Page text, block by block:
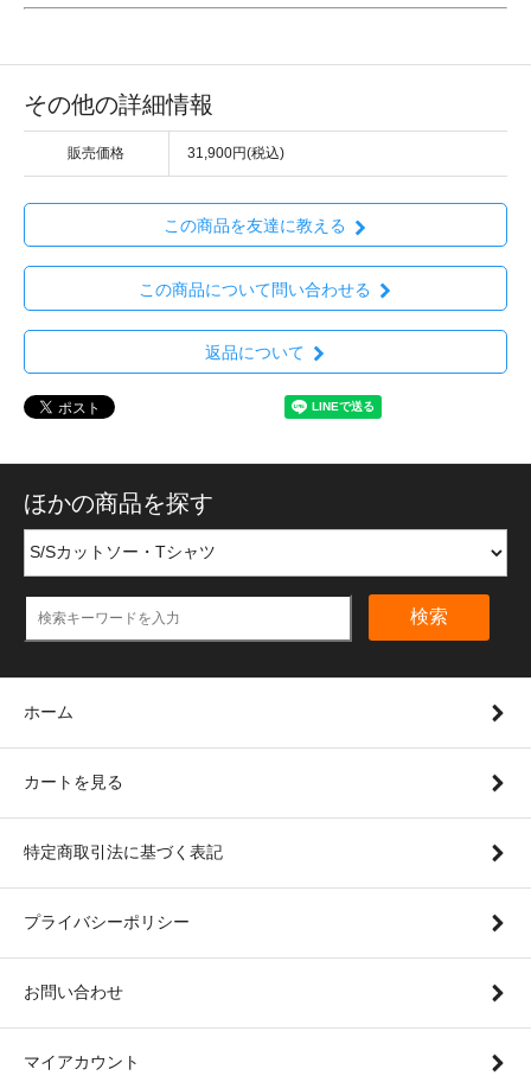
その他の詳細情報
販売価格 31,900円(税込)
この商品を友達に教える
この商品について問い合わせる
返品について
ほかの商品を探す
検索
ホーム
カートを見る
特定商取引法に基づく表記
プライバシーポリシー
お問い合わせ
マイアカウント